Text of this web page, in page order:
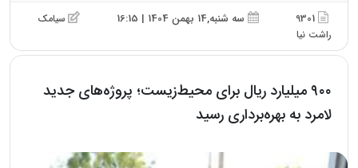
9301 سه شنبه,14 بهمن 1404 | 16:15
سیامک
راشت نیا
۹۰۰ میلیارد ریال برای محیط‌زیست؛ پروژه‌های جدید
لامرد به بهره‌برداری رسید